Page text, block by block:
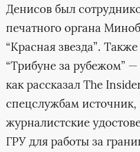
Денисов был
печатного органа
“Красная звезда”.
“Трибуне за рубежом”
как рассказал The
спецслужбам источник,
журналистские
ГРУ для работы за